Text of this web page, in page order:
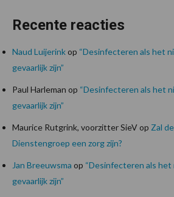
Recente reacties
Naud Luijerinkop “Desinfecteren als het
gevaarlijk zijn”
Paul Harleman op “Desinfecteren als het
gevaarlijk zijn”
Maurice Rutgrink, voorzitter SieVop Zal
Dienstengroep een zorg zijn?
Jan Breeuwsma op “Desinfecteren als het
gevaarlijk zijn”